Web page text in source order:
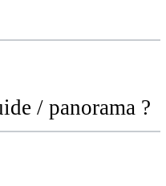
/ panorama ?